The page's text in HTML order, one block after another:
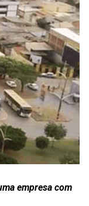
empresa com